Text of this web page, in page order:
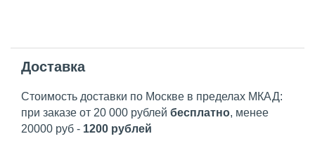
Доставка
Стоимость доставки по Москве в пределах МКАД:
при заказе от 20 000 рублей бесплатно, менее
20000 руб - 1200 рублей